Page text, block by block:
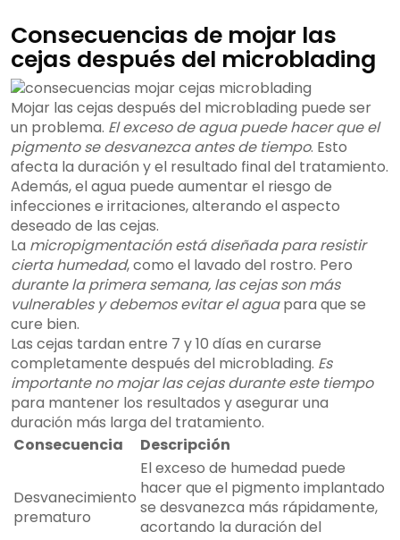
Consecuencias de mojar las
cejas después del microblading
Mojar las cejas después del microblading puede ser
un problema. El exceso de agua puede hacer que el
pigmento se desvanezca antes de tiempo. Esto
afecta la duración y el resultado final del tratamiento.
Además, el agua puede aumentar el riesgo de
infecciones e irritaciones, alterando el aspecto
deseado de las cejas.
La micropigmentación está diseñada para resistir
cierta humedad, como el lavado del rostro. Pero
durante la primera semana, las cejas son más
vulnerables y debemos evitar el aguapara que se
cure bien.
Las cejas tardan entre 7 y 10 días en curarse
completamente después del microblading. Es
importante no mojar las cejas durante este tiempo
para mantener los resultados y asegurar una
duración más larga del tratamiento.
Consecuencia
Descripción
Desvanecimiento
prematuro
El exceso de humedad puede
hacer que el pigmento implantado
se desvanezca más rápidamente,
acortando la duración del